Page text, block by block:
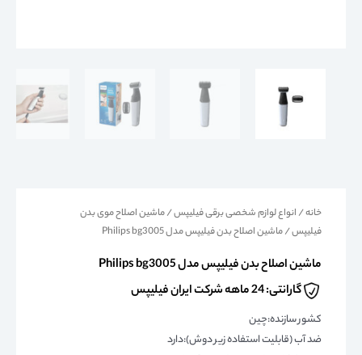
خانه/ انواع لوازم شخصی برقی فیلیپس/ماشین اصلاح موی بدن
فیلیپس/ ماشین اصلاح بدن فیلیپس مدل Philips bg3005
ماشین اصلاح بدن فیلیپس مدل Philips bg3005
گارانتی: 24 ماهه شرکت ایران فیلیپس
کشور سازنده:چین
ضد آب (قابلیت استفاده زیر دوش):دارد